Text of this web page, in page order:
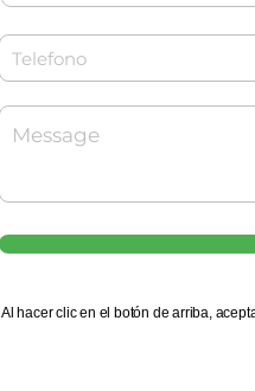
Al hacer clic en el botón de arriba,